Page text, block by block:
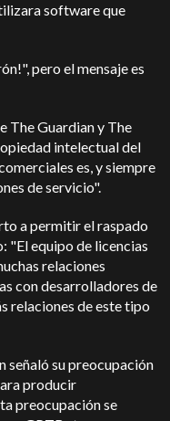
software que
pero el mensaje es
The Guardian y The
intelectual del
es, y siempre
de servicio".
a permitir el raspado
"El equipo de licencias
relaciones
con desarrolladores de
relaciones de este tipo
señaló su preocupación
producir
preocupación se